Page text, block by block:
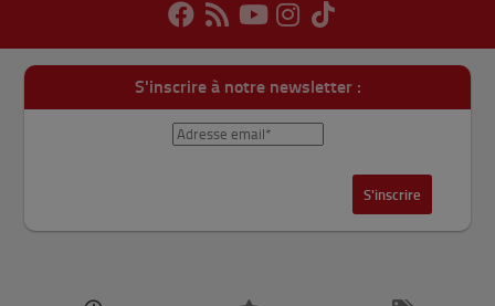
S'inscrire à notre newsletter :